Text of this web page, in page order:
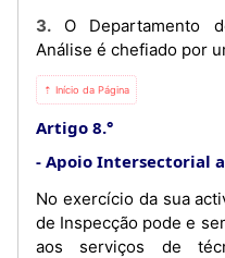
3. O Departamento de Estudos, Programação e
Análise é chefiado por
⇡ Início da Página
Artigo 8.°
Apoio Intersectorial
No exercício da sua
de Inspecção pode e
aos serviços de